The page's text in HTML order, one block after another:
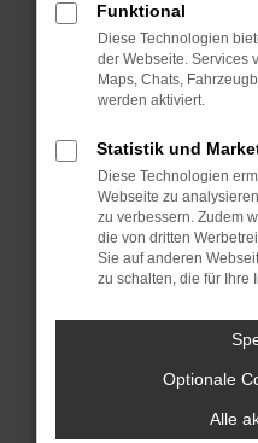
Starte dein Gerät
Das kann
Probleme zu
Betriebssystem
sind.
Veraltete Software
Sicherheitsrisiko,
führen, dass
unterstützt werden.
Wende dich an
Wenn du alle oben
hast, kontaktiere
versuchen, das
uns diesen Text
Funktional
Diese Technologien
der Webseite. Services
Maps, Chats,
werden aktiviert.
Statistik und
Diese Technologien
Webseite zu
zu verbessern. Zudem
die von dritten
Sie auf anderen
zu schalten, die für Ihre
Optionale
Alle